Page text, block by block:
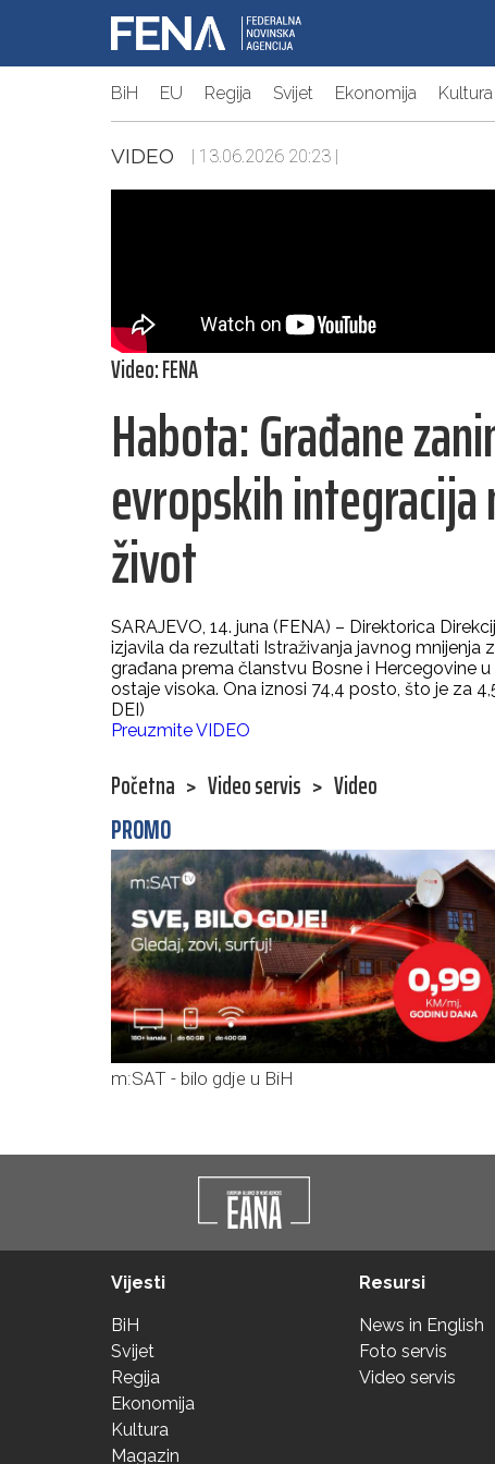
BiH EU Regija Svijet Ekonomija Kultura
VIDEO | 13.06.2026 20:23 |
Video: FENA
Habota: Građane
evropskih
život
SARAJEVO, 14. juna (FENA) – Direktorica
izjavila da rezultati Istraživanja javnog mnijenja
građana prema članstvu Bosne i Hercegovine
ostaje visoka. Ona iznosi 74,4 posto, što je za
DEI)
Preuzmite VIDEO
Početna > Video servis > Video
PROMO
m:SAT - bilo gdje u BiH
Vijesti
BiH
Svijet
Regija
Ekonomija
Kultura
Magazin
Resursi
News in English
Foto servis
Video servis